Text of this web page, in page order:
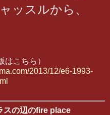
ッスルから、
はこちら）
2013/12/e6-1993-
スの辺のfire place